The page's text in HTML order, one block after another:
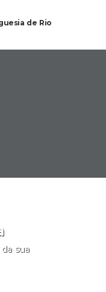
de Rio
sua